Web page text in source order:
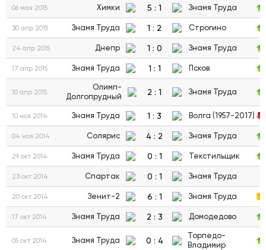
06 мая 2015 Химки 5 : 1 Знамя Труда
30 апр 2015 Знамя Труда 1 : 2 Строгино
24 апр 2015 Днепр 1 : 0 Знамя Труда
17 апр 2015 Знамя Труда 1 : 1 Псков
10 апр 2015
Олимп-
Долгопрудный
2 : 1 Знамя Труда
10 ноя 2014 Знамя Труда 1 : 3 Волга (1957-2017)
04 ноя 2014 Солярис 4 : 2 Знамя Труда
29 окт 2014 Знамя Труда 0 : 1 Текстильщик
23 окт 2014 Спартак 0 : 1 Знамя Труда
20 окт 2014 Зенит-2 6 : 1 Знамя Труда
17 окт 2014 Знамя Труда 2 : 3 Домодедово
05 окт 2014 Знамя Труда 0 : 4
Торпедо-
Владимир